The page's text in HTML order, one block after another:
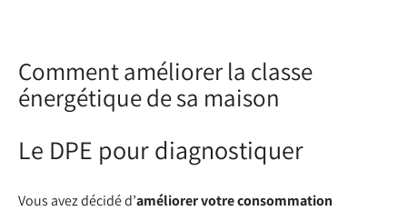
Comment améliorer la classe
énergétique de sa maison
Le DPE pour diagnostiquer
Vous avez décidé d’améliorer votre consommation